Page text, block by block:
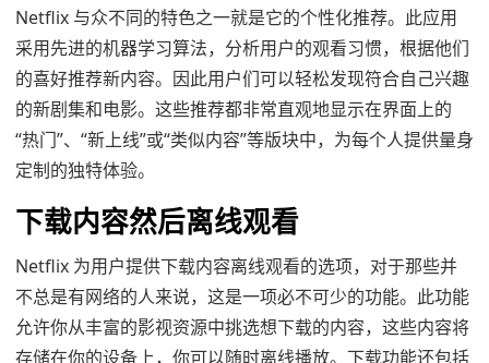
Netflix 与众不同的特色之一就是它的个性化推荐。此应用
采用先进的机器学习算法，分析用户的观看习惯，根据他们
的喜好推荐新内容。因此用户们可以轻松发现符合自己兴趣
的新剧集和电影。这些推荐都非常直观地显示在界面上的
“热门”、“新上线”或“类似内容”等版块中，为每个人提供量身
定制的独特体验。
下载内容然后离线观看
Netflix 为用户提供下载内容离线观看的选项，对于那些并
不总是有网络的人来说，这是一项必不可少的功能。此功能
允许你从丰富的影视资源中挑选想下载的内容，这些内容将
存储在你的设备上，你可以随时离线播放。下载功能还包括